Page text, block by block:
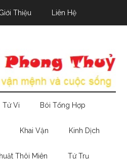
Thiệu Liên Hệ
Tử Vi Bói Tổng Hợp
Khai Vận Kinh Dịch
Thôi Miên Tứ Trụ